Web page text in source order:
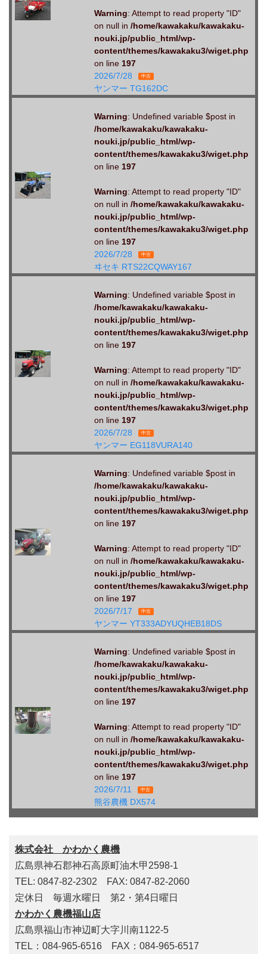
Warning: Attempt to read property "ID"
on null in /home/kawakaku/kawakaku-
nouki.jp/public_html/wp-
content/themes/kawakaku3/wiget.php
on line 197
2026/7/28
中古
ヤンマー TG162DC
Warning: Undefined variable $post in
/home/kawakaku/kawakaku-
nouki.jp/public_html/wp-
content/themes/kawakaku3/wiget.php
on line 197
Warning: Attempt to read property "ID"
on null in /home/kawakaku/kawakaku-
nouki.jp/public_html/wp-
content/themes/kawakaku3/wiget.php
on line 197
2026/7/28
中古
ヰセキ RTS22CQWAY167
Warning: Undefined variable $post in
/home/kawakaku/kawakaku-
nouki.jp/public_html/wp-
content/themes/kawakaku3/wiget.php
on line 197
Warning: Attempt to read property "ID"
on null in /home/kawakaku/kawakaku-
nouki.jp/public_html/wp-
content/themes/kawakaku3/wiget.php
on line 197
2026/7/28
中古
ヤンマー EG118VURA140
Warning: Undefined variable $post in
/home/kawakaku/kawakaku-
nouki.jp/public_html/wp-
content/themes/kawakaku3/wiget.php
on line 197
Warning: Attempt to read property "ID"
on null in /home/kawakaku/kawakaku-
nouki.jp/public_html/wp-
content/themes/kawakaku3/wiget.php
on line 197
2026/7/17
中古
ヤンマー YT333ADYUQHEB18DS
Warning: Undefined variable $post in
/home/kawakaku/kawakaku-
nouki.jp/public_html/wp-
content/themes/kawakaku3/wiget.php
on line 197
Warning: Attempt to read property "ID"
on null in /home/kawakaku/kawakaku-
nouki.jp/public_html/wp-
content/themes/kawakaku3/wiget.php
on line 197
2026/7/11
中古
熊谷農機 DX574
株式会社 かわかく農機
広島県神石郡神石高原町油木甲2598-1
TEL: 0847-82-2302 FAX: 0847-82-2060
定休日 毎週水曜日 第2・第4日曜日
かわかく農機福山店
広島県福山市神辺町大字川南1122-5
TEL：084-965-6516 FAX：084-965-6517